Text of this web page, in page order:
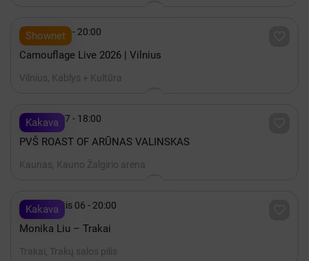
Shownet
 Spalis 15 - 20:00
Camouflage Live 2026 | Vilnius
Vilnius, Kablys + Kultūra
Kakava
 Spalis 17 - 18:00
PVŠ ROAST OF ARŪNAS VALINSKAS
Kaunas, Kauno Žalgirio arena
Kakava
 Rugpjūtis 06 - 20:00
Monika Liu – Trakai
Trakai, Trakų salos pilis